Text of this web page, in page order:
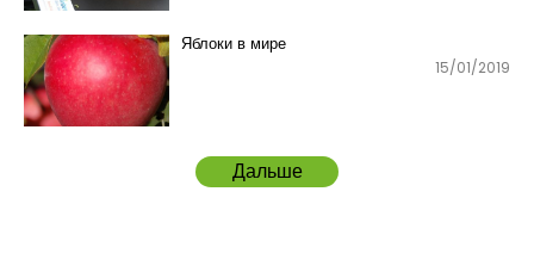
Яблоки в мире
15/01/2019
Дальше